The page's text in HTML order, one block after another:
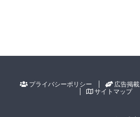
プライバシーポリシー 広告掲載
サイトマップ